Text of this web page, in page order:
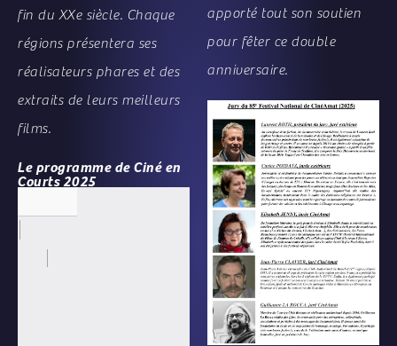
fin du XXe siècle. Chaque
régions présentera ses
réalisateurs phares et des
extraits de leurs meilleurs
films.
Le programme de Ciné en
Courts 2025
apporté tout son soutien
pour fêter ce double
anniversaire.